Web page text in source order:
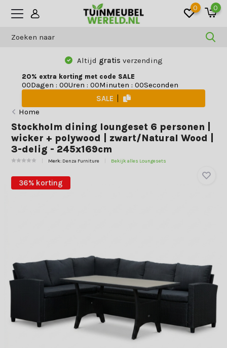
0 0
Altijd gratis verzending
20% extra korting met code SALE
00Dagen : 00Uren : 00Minuten : 00Seconden
SALE
Home
Stockholm dining loungeset 6 personen |
wicker + polywood | zwart/Natural Wood |
3-delig - 245x169cm
Merk: Denza Furniture Bekijk alles Loungesets
36% korting